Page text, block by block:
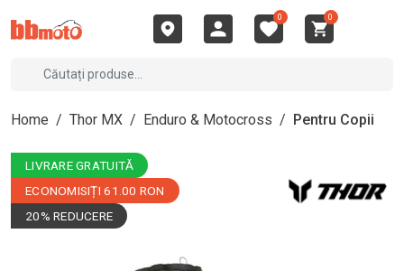
0 0
Home / Thor MX / Enduro & Motocross / Pentru Copii
LIVRARE GRATUITĂ
ECONOMISIȚI 61.00 RON
20% REDUCERE